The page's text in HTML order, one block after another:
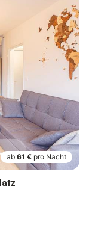
ab 61 € pro Nacht